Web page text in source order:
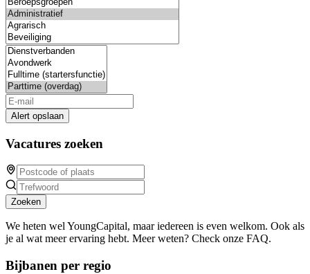
Alert opslaan
Vacatures zoeken
Zoeken
We heten wel YoungCapital, maar iedereen is even welkom. Ook als
je al wat meer ervaring hebt. Meer weten? Check onze FAQ.
Bijbanen per regio